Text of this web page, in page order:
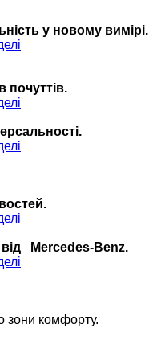
у новому вимірі.
почуттів.
Mercedes-Benz.
зони комфорту.